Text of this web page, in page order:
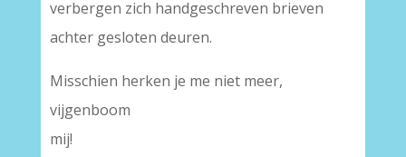
verbergen zich handgeschreven brieven
achter gesloten deuren.
Misschien herken je me niet meer,
vijgenboom
mij!